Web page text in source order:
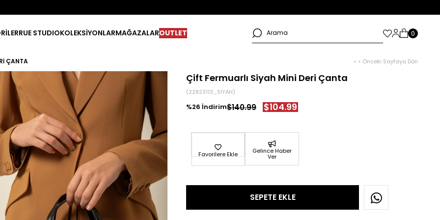
RUE STUDIOKOLEKSİYONLARMAĞAZALAROUTLET
ÇANTA < < Önceki Sayfaya Dön
Çift Fermuarlı Siyah Mini Deri Çanta
(22823113_SIYAH)
26 $140.99 $104.99
Favorilere Ekle Gelince Haber
Ver